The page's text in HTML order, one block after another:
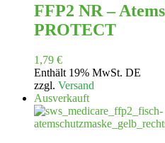
FFP2 NR –
PROTECT
1,79 €
Enthält 19% MwSt. DE
zzgl. Versand
Ausverkauft